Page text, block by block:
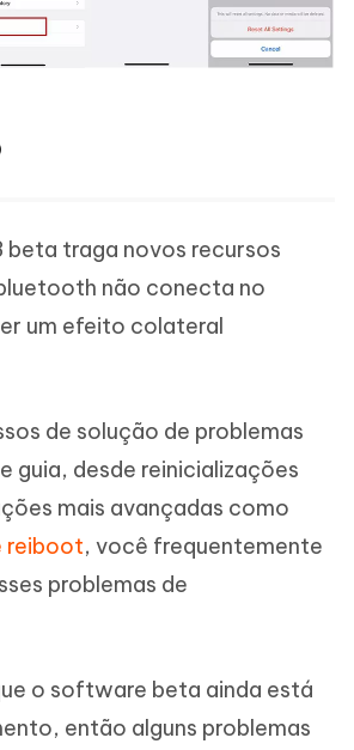
beta traga novos recursos
não conecta no
um efeito colateral
de solução de problemas
guia, desde reinicializações
mais avançadas como
reiboot, você frequentemente
problemas de
o software beta ainda está
então alguns problemas